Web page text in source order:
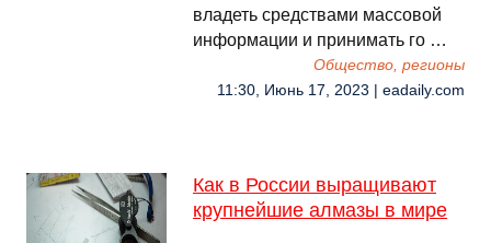
владеть средствами массовой
информации и принимать го …
Общество, регионы
11:30, Июнь 17, 2023 | eadaily.com
Как в России выращивают
крупнейшие алмазы в мире